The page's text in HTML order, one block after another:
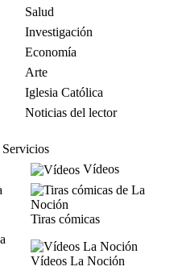
Salud
Investigación
Economía
Arte
Iglesia Católica
Noticias del lector
Servicios
Vídeos
Tiras cómicas
Vídeos La Noción